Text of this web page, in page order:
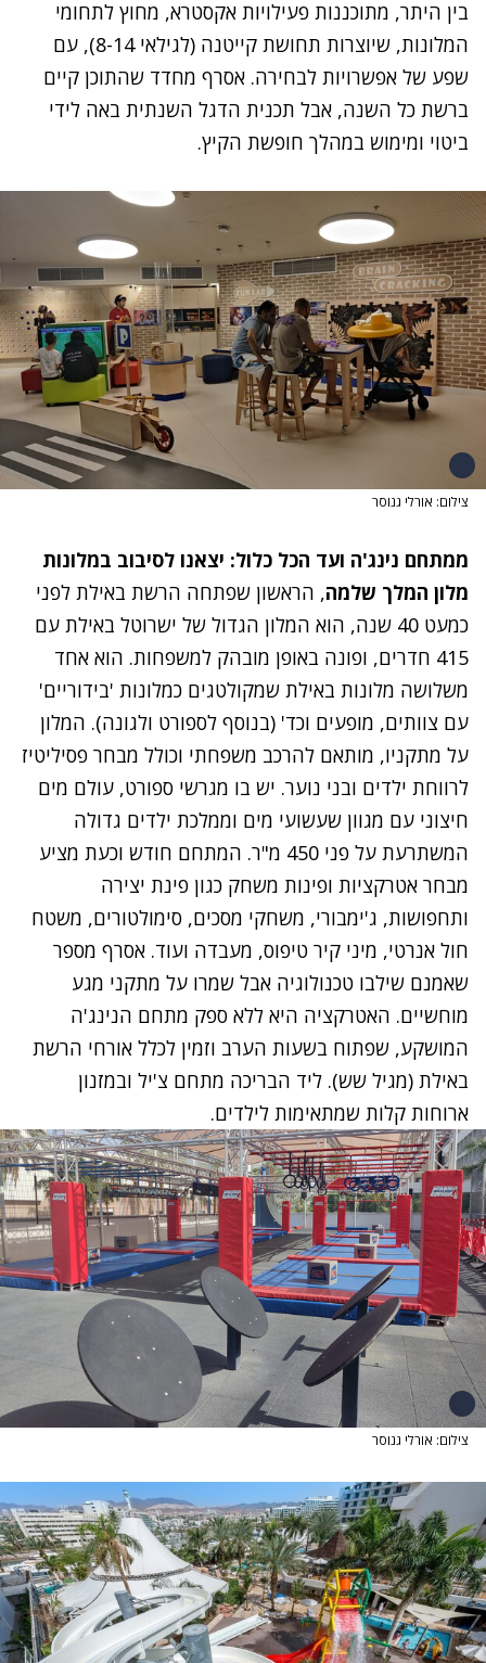
בין היתר, מתוכננות פעילויות אקסטרא, מחוץ לתחומי
המלונות, שיוצרות תחושת קייטנה (לגילאי 8-14), עם
שפע של אפשרויות לבחירה. אסרף מחדד שהתוכן קיים
ברשת כל השנה, אבל תכנית הדגל השנתית באה לידי
ביטוי ומימוש במהלך חופשת הקיץ.
צילום: אורלי גנוסר
ממתחם נינג'ה ועד הכל כלול: יצאנו לסיבוב במלונות
מלון המלך שלמה, הראשון שפתחה הרשת באילת לפני
כמעט 40 שנה, הוא המלון הגדול של ישרוטל באילת עם
415 חדרים, ופונה באופן מובהק למשפחות. הוא אחד
משלושה מלונות באילת שמקולטגים כמלונות 'בידוריים'
עם צוותים, מופעים וכד' (בנוסף לספורט ולגונה). המלון
על מתקניו, מותאם להרכב משפחתי וכולל מבחר פסיליטיז
לרווחת ילדים ובני נוער. יש בו מגרשי ספורט, עולם מים
חיצוני עם מגוון שעשועי מים וממלכת ילדים גדולה
המשתרעת על פני 450 מ"ר. המתחם חודש וכעת מציע
מבחר אטרקציות ופינות משחק כגון פינת יצירה
ותחפושות, ג'ימבורי, משחקי מסכים, סימולטורים, משטח
חול אנרטי, מיני קיר טיפוס, מעבדה ועוד. אסרף מספר
שאמנם שילבו טכנולוגיה אבל שמרו על מתקני מגע
מוחשיים. האטרקציה היא ללא ספק מתחם הנינג'ה
המושקע, שפתוח בשעות הערב וזמין לכלל אורחי הרשת
באילת (מגיל שש). ליד הבריכה מתחם צ'יל ובמזנון
ארוחות קלות שמתאימות לילדים.
צילום: אורלי גנוסר